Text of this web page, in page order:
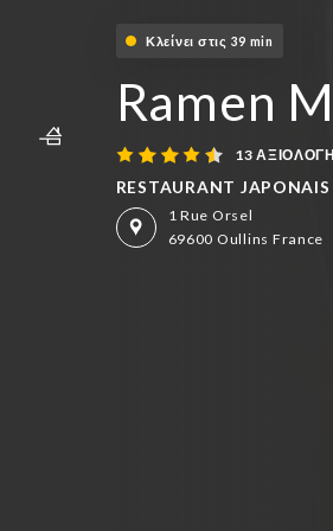
Κλείνει στις 39 min
Ramen
13
RESTAURANT JAPONAIS
1 Rue Orsel
69600 Oullins France